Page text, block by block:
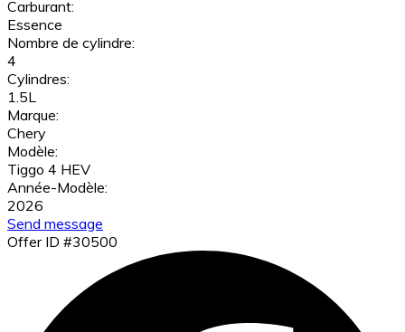
Carburant:
Essence
Nombre de cylindre:
4
Cylindres:
1.5L
Marque:
Chery
Modèle:
Tiggo 4 HEV
Année-Modèle:
2026
Send message
Offer ID #30500